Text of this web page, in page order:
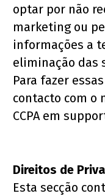
optar por não
marketing ou
informações a
eliminação das
Para fazer
contacto com o
CCPA em
Direitos de
Esta secção